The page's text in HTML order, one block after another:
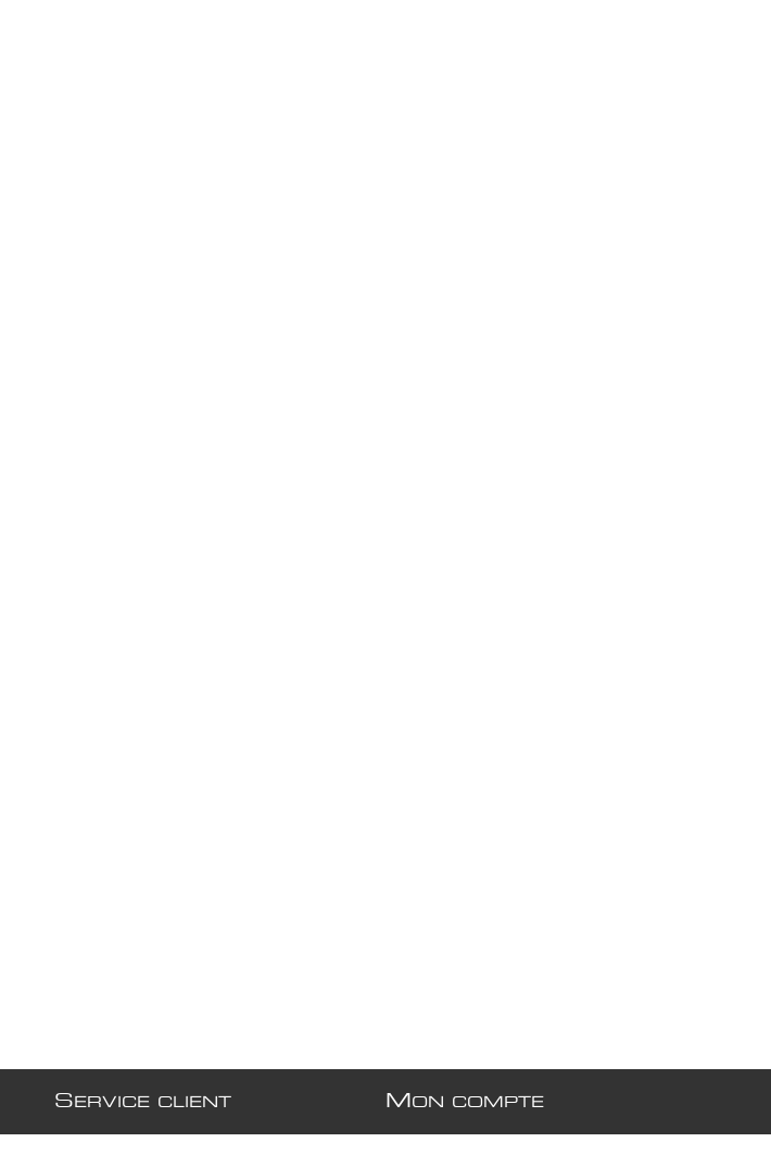
S ERVICE CLIENT M ON COMPTE